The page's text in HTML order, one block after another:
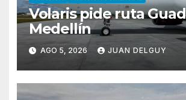
Volaris pide ruta
Medellín
AGO 5, 2026 JUAN DELGUY